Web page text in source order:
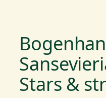
Stars &